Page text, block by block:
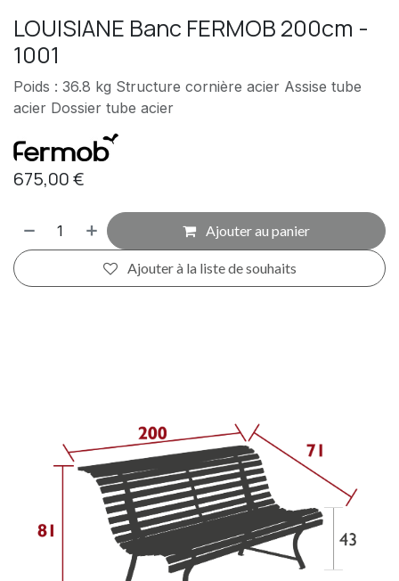
LOUISIANE Banc FERMOB 200cm -
1001
Poids : 36.8 kg Structure cornière acier Assise tube
acier Dossier tube acier
675,00€
Ajouter au panier
Ajouter à la liste de souhaits